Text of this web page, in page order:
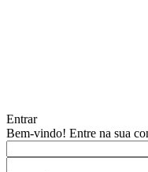
Entrar
Bem-vindo! Entre na sua